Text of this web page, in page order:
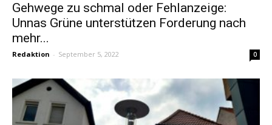
Gehwege zu schmal oder Fehlanzeige:
Unnas Grüne unterstützen Forderung nach
mehr...
Redaktion - September 5, 2022 0